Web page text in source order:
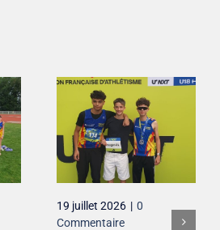
19 juillet 2026 | 0
Commentaire